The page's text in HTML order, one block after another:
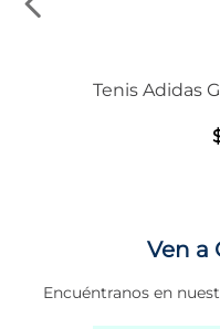
Tenis Adidas
Ven a
Encuéntranos en